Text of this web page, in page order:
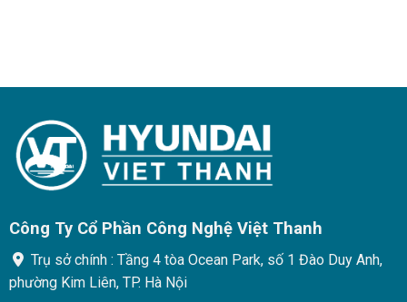
Công Ty Cổ Phần Công Nghệ Việt Thanh
Trụ sở chính : Tầng 4 tòa Ocean Park, số 1 Đào Duy Anh,
phường Kim Liên, TP. Hà Nội